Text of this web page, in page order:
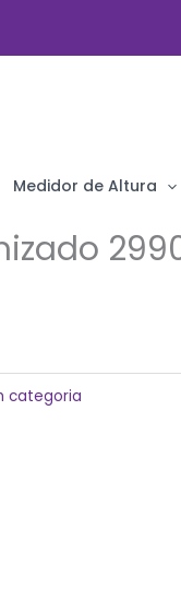
Medidor de Altura
categoria